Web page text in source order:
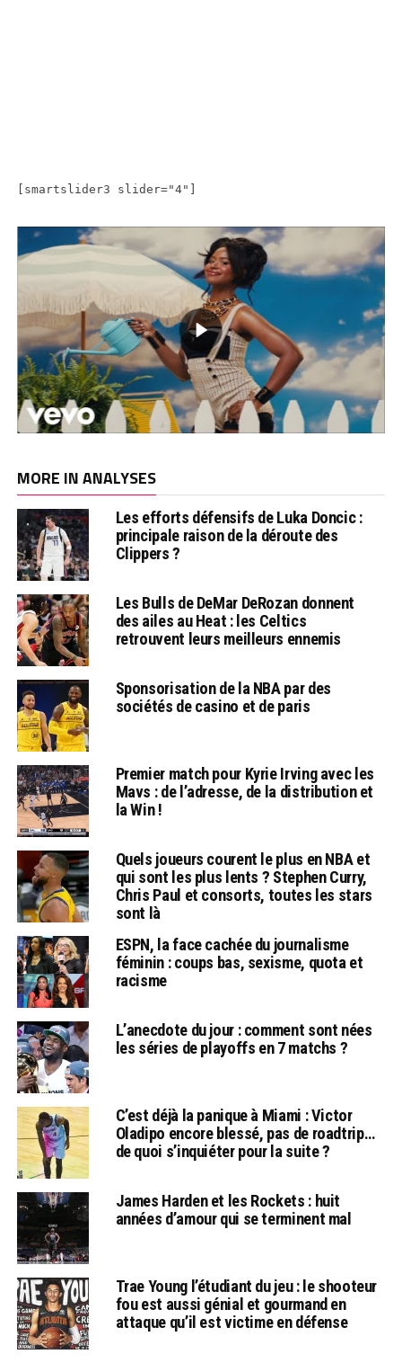
[smartslider3 slider="4"]
MORE IN ANALYSES
Les efforts défensifs de Luka Doncic :
principale raison de la déroute des
Clippers ?
Les Bulls de DeMar DeRozan donnent
des ailes au Heat : les Celtics
retrouvent leurs meilleurs ennemis
Sponsorisation de la NBA par des
sociétés de casino et de paris
Premier match pour Kyrie Irving avec les
Mavs : de l’adresse, de la distribution et
la Win !
Quels joueurs courent le plus en NBA et
qui sont les plus lents ? Stephen Curry,
Chris Paul et consorts, toutes les stars
sont là
ESPN, la face cachée du journalisme
féminin : coups bas, sexisme, quota et
racisme
L’anecdote du jour : comment sont nées
les séries de playoffs en 7 matchs ?
C’est déjà la panique à Miami : Victor
Oladipo encore blessé, pas de roadtrip…
de quoi s’inquiéter pour la suite ?
James Harden et les Rockets : huit
années d’amour qui se terminent mal
Trae Young l’étudiant du jeu : le shooteur
fou est aussi génial et gourmand en
attaque qu’il est victime en défense